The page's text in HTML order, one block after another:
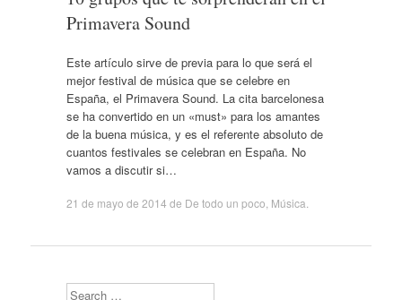
Primavera Sound
Este artículo sirve de previa para lo que será el
mejor festival de música que se celebre en
España, el Primavera Sound. La cita barcelonesa
se ha convertido en un «must» para los amantes
de la buena música, y es el referente absoluto de
cuantos festivales se celebran en España. No
vamos a discutir si…
21 de mayo de 2014 de De todo un poco Música
Search